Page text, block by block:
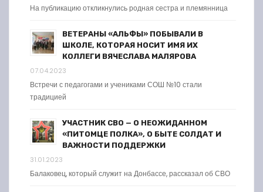
На публикацию откликнулись родная сестра и племянница
ВЕТЕРАНЫ «АЛЬФЫ» ПОБЫВАЛИ В
ШКОЛЕ, КОТОРАЯ НОСИТ ИМЯ ИХ
КОЛЛЕГИ ВЯЧЕСЛАВА МАЛЯРОВА
07.04.2023
Встречи с педагогами и учениками СОШ №10 стали
традицией
УЧАСТНИК СВО — О НЕОЖИДАННОМ
«ПИТОМЦЕ ПОЛКА», О БЫТЕ СОЛДАТ И
ВАЖНОСТИ ПОДДЕРЖКИ
31.01.2023
Балаковец, который служит на Донбассе, рассказал об СВО